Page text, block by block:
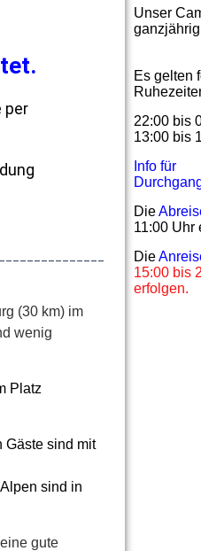
per
(30 km) im
wenig
Platz
Gäste sind mit
sind in
gute
Unser
Es gelten
22:00 bis
13:00 bis
Info für
Die
11:00 Uhr
Die
15:00 bis
erfolgen.